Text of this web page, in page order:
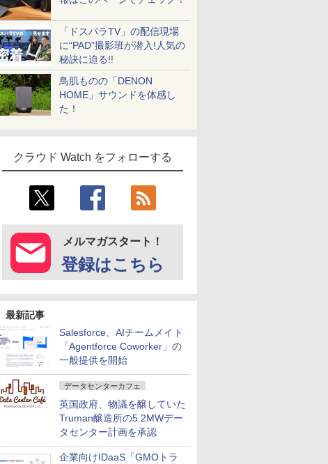
「ドスパラTV」の配信現場
に“PAD”撮影班が潜入!人気の
秘訣に迫る!!
鳥肌ものの「DENON
HOME」サウンドを体感し
た！
クラウド Watch をフォローする
メルマガスタート！
登録はこちら
最新記事
Salesforce、AIチームメイト
「Agentforce Coworker」の
一般提供を開始
データセンターカフェ
英国政府、物議を醸していた
Truman醸造所の5.2MWデー
タセンター計画を承認
企業向けIDaaS「GMOトラ